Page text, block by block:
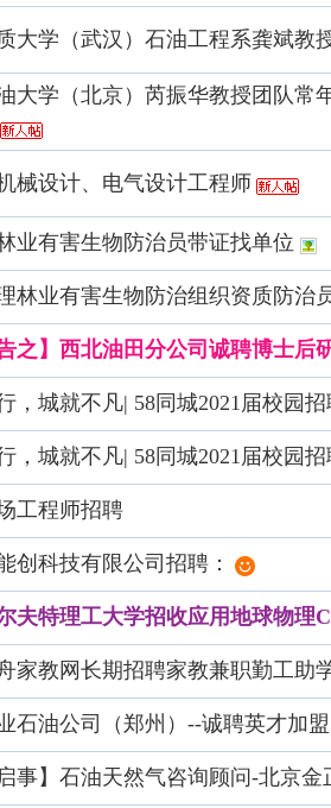
大学（武汉）石油工程系龚斌教
大学（北京）芮振华教授团队常
械设计、电气设计工程师
业有害生物防治员带证找单位
林业有害生物防治组织资质防治
告之】西北油田分公司诚聘博士后
，城就不凡| 58同城2021届校园招
，城就不凡| 58同城2021届校园招
工程师招聘
创科技有限公司招聘：
夫特理工大学招收应用地球物理
家教网长期招聘家教兼职勤工助
石油公司（郑州）--诚聘英才加盟
启事】石油天然气咨询顾问-北京